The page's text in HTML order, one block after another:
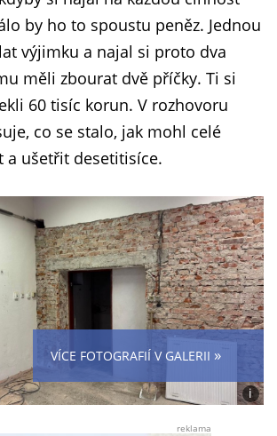
by ho to spoustu peněz. Jednou
výjimku a najal si proto dva
měli zbourat dvě příčky. Ti si
60 tisíc korun. V rozhovoru
co se stalo, jak mohl celé
a ušetřit desetitisíce.
VÍCE FOTOGRAFIÍ V GALERII »
i
Foto:
reklama